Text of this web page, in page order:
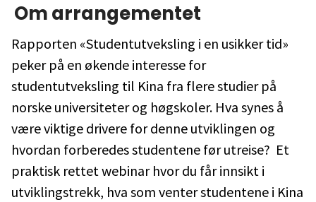
Om arrangementet
Rapporten «Studentutveksling i en usikker tid»
peker på en økende interesse for
studentutveksling til Kina fra flere studier på
norske universiteter og høgskoler. Hva synes å
være viktige drivere for denne utviklingen og
hvordan forberedes studentene før utreise? Et
praktisk rettet webinar hvor du får innsikt i
utviklingstrekk, hva som venter studentene i Kina